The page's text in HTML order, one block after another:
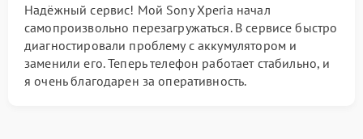
Надёжный сервис! Мой Sony Xperia начал
самопроизвольно перезагружаться. В сервисе быстро
диагностировали проблему с аккумулятором и
заменили его. Теперь телефон работает стабильно, и
я очень благодарен за оперативность.